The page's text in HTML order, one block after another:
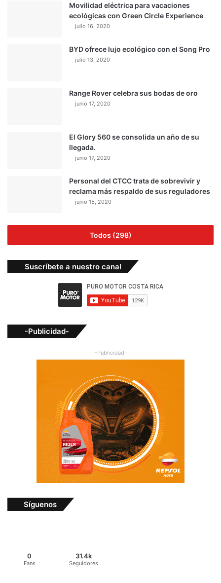
Movilidad eléctrica para vacaciones
ecológicas con Green Circle Experience
julio 16, 2020
BYD ofrece lujo ecológico con el Song Pro
julio 13, 2020
Range Rover celebra sus bodas de oro
junio 17, 2020
El Glory 560 se consolida un año de su
llegada.
junio 17, 2020
Personal del CTCC trata de sobrevivir y
reclama más respaldo de sus reguladores
junio 15, 2020
Todos (298)
Suscríbete a nuestro canal
-Publicidad-
-Publicidad-
Síguenos
0
Fans
31.4k
Seguidores